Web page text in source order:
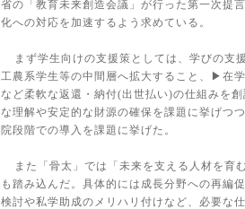
省の「教育未来創造会議」が行った第一次提
化への対応を加速するよう求めている。
まず学生向けの支援策としては、学びの
工農系学生等の中間層へ拡大すること、▶在
など柔軟な返還・納付(出世払い)の仕組みを
な理解や安定的な財源の確保を課題に挙げつ
院段階での導入を課題に挙げた。
また「骨太」では「未来を支える人材を育
も踏み込んだ。具体的には成長分野への再編
検討や私学助成のメリハリ付けなど、必要な